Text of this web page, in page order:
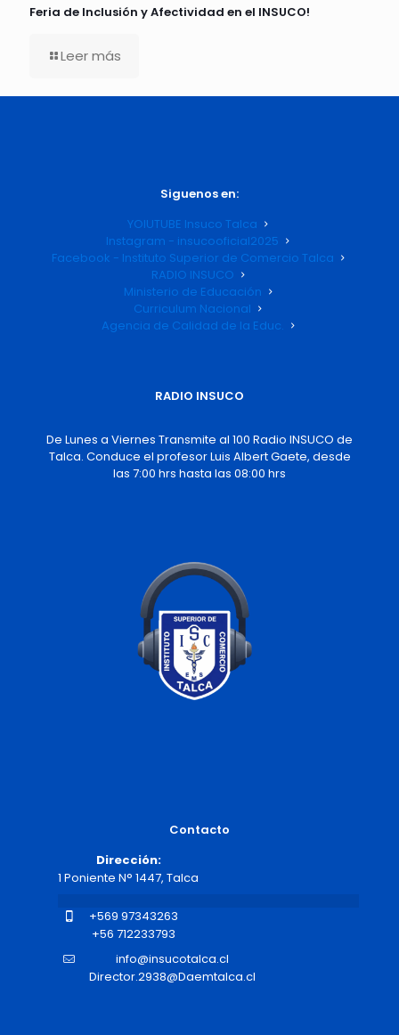
Feria de Inclusión y Afectividad en el INSUCO!
Leer más
Siguenos en:
YOIUTUBE Insuco Talca
Instagram - insucooficial2025
Facebook - Instituto Superior de Comercio Talca
RADIO INSUCO
Ministerio de Educación
Curriculum Nacional
Agencia de Calidad de la Educ.
RADIO INSUCO
De Lunes a Viernes Transmite al 100 Radio INSUCO de
Talca. Conduce el profesor Luis Albert Gaete, desde
las 7:00 hrs hasta las 08:00 hrs
Contacto
Dirección:
1 Poniente N° 1447, Talca
+569 97343263
+56 712233793
info@insucotalca.cl
Director.2938@Daemtalca.cl